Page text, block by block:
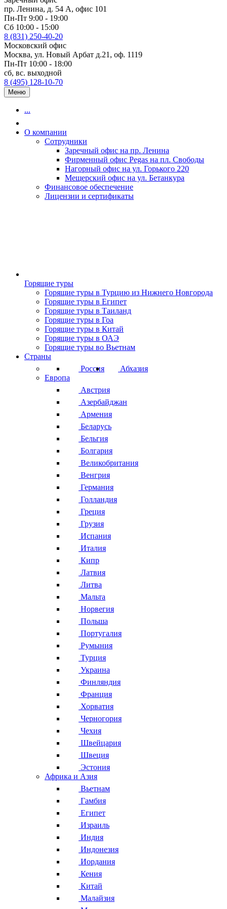
пр. Ленина, д. 54 А, офис 101
Пн-Пт 9:00 - 19:00
Сб 10:00 - 15:00
8 (831) 250-40-20
Московский офис
Москва, ул. Новый Арбат д.21, оф. 1119
Пн-Пт 10:00 - 18:00
сб, вс. выходной
8 (495) 128-10-70
Меню
...
О компании
Сотрудники
Заречный офис на пр. Ленина
Фирменный офис Pegas на пл. Свободы
Нагорный офис на ул. Горького 220
Мещерский офис на ул. Бетанкура
Финансовое обеспечение
Лицензии и сертификаты
Горящие туры
Горящие туры в Турцию из Нижнего Новгорода
Горящие туры в Египет
Горящие туры в Таиланд
Горящие туры в Гоа
Горящие туры в Китай
Горящие туры в ОАЭ
Горящие туры во Вьетнам
Страны
Россия
Абхазия
Европа
Австрия
Азербайджан
Армения
Беларусь
Бельгия
Болгария
Великобритания
Венгрия
Германия
Голландия
Греция
Грузия
Испания
Италия
Кипр
Латвия
Литва
Мальта
Норвегия
Польша
Португалия
Румыния
Турция
Украина
Финляндия
Франция
Хорватия
Черногория
Чехия
Швейцария
Швеция
Эстония
Африка и Азия
Вьетнам
Гамбия
Египет
Израиль
Индия
Индонезия
Иордания
Кения
Китай
Малайзия